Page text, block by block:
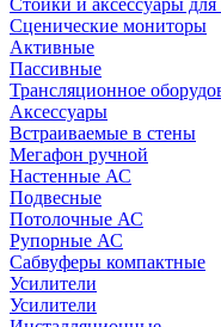
Стойки и аксессуары
Сценические мониторы
Активные
Пассивные
Трансляционное
Аксессуары
Встраиваемые в стены
Мегафон ручной
Настенные АС
Подвесные
Потолочные АС
Рупорные АС
Сабвуферы компактные
Усилители
Усилители